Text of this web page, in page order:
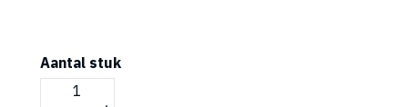
Aantal stuk